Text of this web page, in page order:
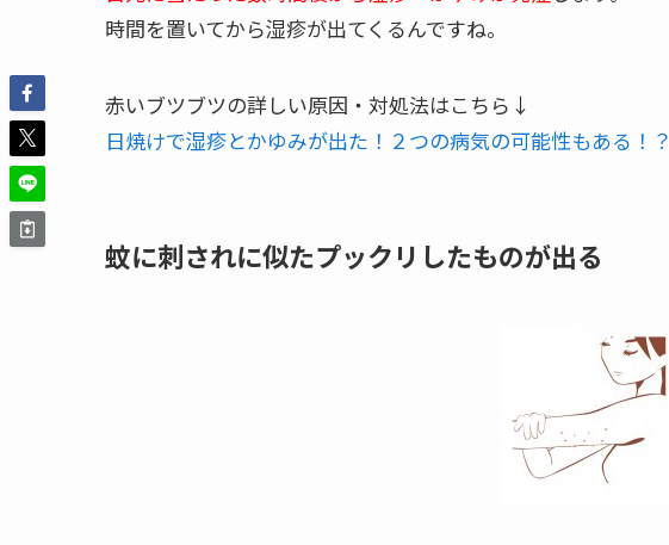
時間を置いてから湿疹が出てくるんですね。
赤いブツブツの詳しい原因・対処法はこちら↓
日焼けで湿疹とかゆみが出た！２つの病気の可能性もある！？
蚊に刺されに似たプックリしたものが出る